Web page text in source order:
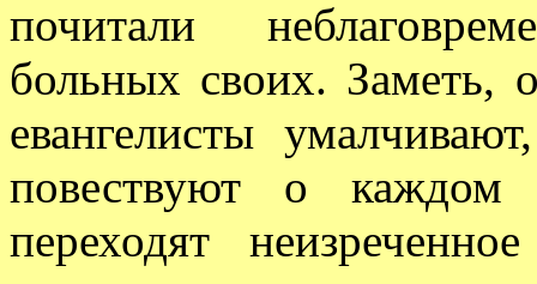
почитали
больных своих. Заметь,
евангелисты
повествуют о
переходят